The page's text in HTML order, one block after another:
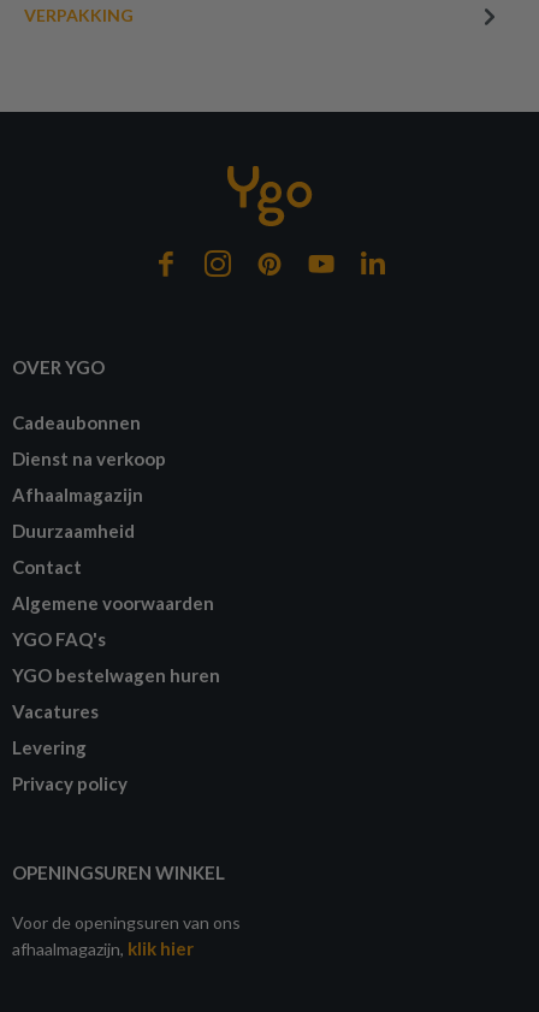
VERPAKKING
OVER YGO
Cadeaubonnen
Dienst na verkoop
Afhaalmagazijn
Duurzaamheid
Contact
Algemene voorwaarden
YGO FAQ's
YGO bestelwagen huren
Vacatures
Levering
Privacy policy
OPENINGSUREN WINKEL
Voor de openingsuren van ons
afhaalmagazijn, klik hier